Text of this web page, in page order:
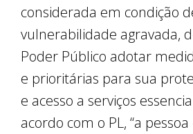
considerada em condição
vulnerabilidade agravada,
Poder Público adotar
e prioritárias para sua
e acesso a serviços
acordo com o PL, “a